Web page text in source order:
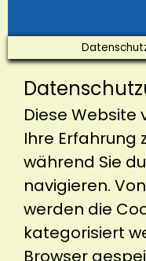
Diese Website
Ihre Erfahrung
während Sie
navigieren.
werden die
kategorisiert
Browser